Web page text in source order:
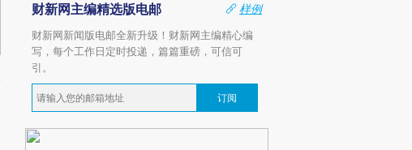
财新网主编精选版电邮
样例
财新网新闻版电邮全新升级！财新网主编精心编
写，每个工作日定时投递，篇篇重磅，可信可
引。
订阅